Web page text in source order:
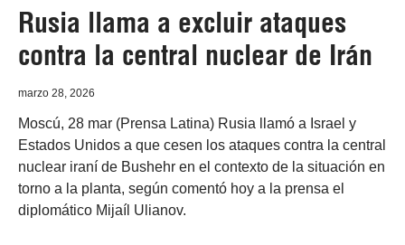
Rusia llama a excluir ataques
contra la central nuclear de Irán
marzo 28, 2026
Moscú, 28 mar (Prensa Latina) Rusia llamó a Israel y
Estados Unidos a que cesen los ataques contra la central
nuclear iraní de Bushehr en el contexto de la situación en
torno a la planta, según comentó hoy a la prensa el
diplomático Mijaíl Ulianov.